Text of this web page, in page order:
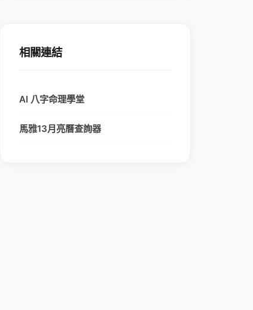
相關連結
AI 八字命理學堂
馬雅13月亮曆查詢器